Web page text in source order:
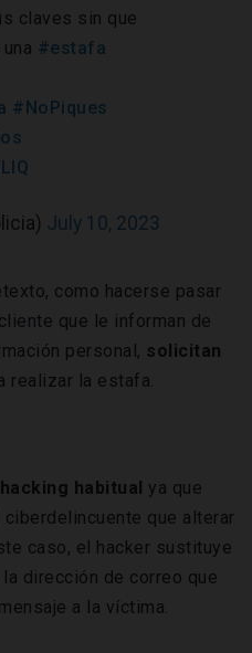
claves sin que
#estafa
#NoPiques
July 10, 2023
como hacerse pasar
que le informan de
personal, solicitan
realizar la estafa.
habitual ya que
que alterar
caso, el hacker sustituye
la dirección de correo que
a la víctima.